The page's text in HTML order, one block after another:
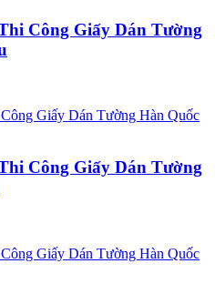
Công Giấy Dán Tường
Công Giấy Dán Tường